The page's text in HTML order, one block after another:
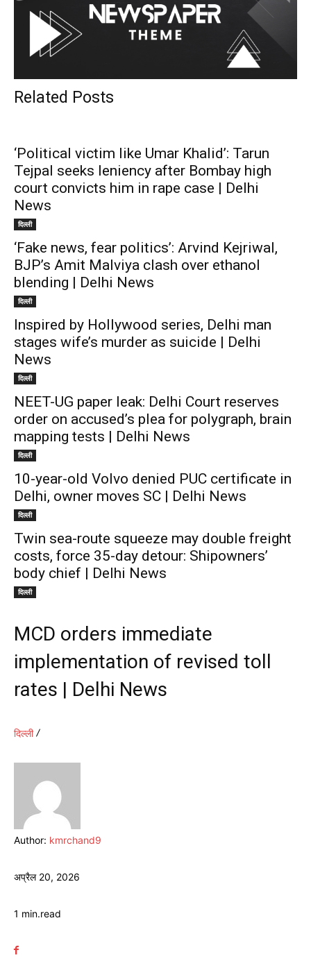
Related Posts
‘Political victim like Umar Khalid’: Tarun
Tejpal seeks leniency after Bombay high
court convicts him in rape case | Delhi
News
दिल्ली
‘Fake news, fear politics’: Arvind Kejriwal,
BJP’s Amit Malviya clash over ethanol
blending | Delhi News
दिल्ली
Inspired by Hollywood series, Delhi man
stages wife’s murder as suicide | Delhi
News
दिल्ली
NEET-UG paper leak: Delhi Court reserves
order on accused’s plea for polygraph, brain
mapping tests | Delhi News
दिल्ली
10-year-old Volvo denied PUC certificate in
Delhi, owner moves SC | Delhi News
दिल्ली
Twin sea-route squeeze may double freight
costs, force 35-day detour: Shipowners’
body chief | Delhi News
दिल्ली
MCD orders immediate
implementation of revised toll
rates | Delhi News
दिल्ली
Author: kmrchand9
अप्रैल 20, 2026
1 min.read